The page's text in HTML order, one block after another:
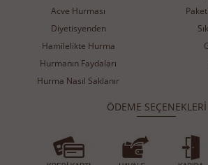
Acve Hurması
Diyetisyenden
Hamilelikte Hurma
Hurmanın Faydaları
Hurma Nasıl Saklanır
ÖDEME SEÇENEKLERİ